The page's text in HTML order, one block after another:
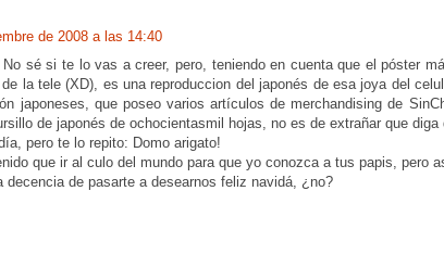
de 2008 a las 14:40
sé si te lo vas a creer, pero, teniendo en cuenta que el póster
la tele (XD), es una reproduccion del japonés de esa joya del
japoneses, que poseo varios artículos de merchandising de
de japonés de ochocientasmil hojas, no es de extrañar que
pero te lo repito: Domo arigato!
que ir al culo del mundo para que yo conozca a tus papis, pero
decencia de pasarte a desearnos feliz navidá, ¿no?